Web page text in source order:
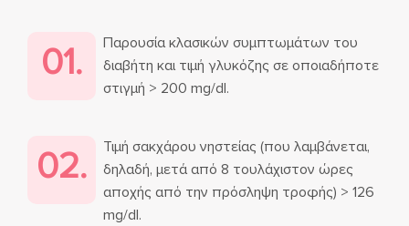
01.
Παρουσία κλασικών συμπτωμάτων του
διαβήτη και τιμή γλυκόζης σε οποιαδήποτε
στιγμή > 200 mg/dl.
02.
Τιμή σακχάρου νηστείας (που λαμβάνεται,
δηλαδή, μετά από 8 τουλάχιστον ώρες
αποχής από την πρόσληψη τροφής) > 126
mg/dl.